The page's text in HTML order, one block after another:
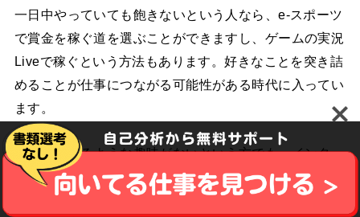
一日中やっていても飽きないという人なら、e-スポーツ
で賞金を稼ぐ道を選ぶことができますし、ゲームの実況
Liveで稼ぐという方法もあります。好きなことを突き詰
めることが仕事につながる可能性がある時代に入ってい
ます。
人が注目するような趣味がないという方でも、インター
ネットを活用したビジネスを展開する人もいますし、プ
ログラミングやマーケティングなど、今までの経験を生